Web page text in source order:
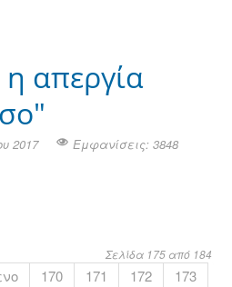
η απεργία
2017 Εμφανίσεις: 3848
Σελίδα 175 από 184
170 171 172
173